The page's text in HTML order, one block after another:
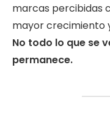
marcas percibidas
mayor crecimiento
No todo lo que se
permanece.